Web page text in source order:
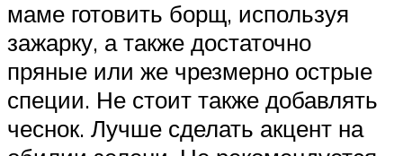
маме готовить борщ, используя
зажарку, а также достаточно
пряные или же чрезмерно острые
специи. Не стоит также добавлять
чеснок. Лучше сделать акцент на